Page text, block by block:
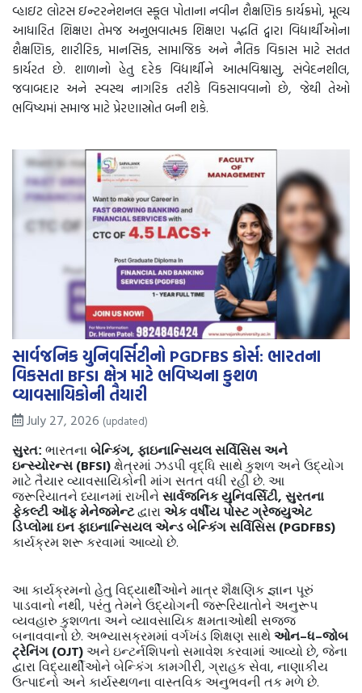
વ્હાઇટ લોટસ ઇન્ટરનેશનલ સ્કૂલ પોતાના નવીન શૈક્ષણિક કાર્યક્રમો, મૂલ્ય
આધારિત શિક્ષણ તેમજ અનુભવાત્મક શિક્ષણ પદ્ધતિ દ્વારા વિદ્યાર્થીઓના
શૈક્ષણિક, શારીરિક, માનસિક, સામાજિક અને નૈતિક વિકાસ માટે સતત
કાર્યરત છે. શાળાનો હેતુ દરેક વિદ્યાર્થીને આત્મવિશ્વાસુ, સંવેદનશીલ,
જવાબદાર અને સ્વસ્થ નાગરિક તરીકે વિકસાવવાનો છે, જેથી તેઓ
ભવિષ્યમાં સમાજ માટે પ્રેરણાસ્રોત બની શકે.
સાર્વજનિક યુનિવર્સિટીનો PGDFBS કોર્સ: ભારતના
વિકસતા BFSI ક્ષેત્ર માટે ભવિષ્યના કુશળ
વ્યાવસાયિકોની તૈયારી
July 27, 2026 (updated)
સુરત: ભારતના બેન્કિંગ, ફાઇનાન્સિયલ સર્વિસિસ અને
ઇન્સ્યોરન્સ (BFSI) ક્ષેત્રમાં ઝડપી વૃદ્ધિ સાથે કુશળ અને ઉદ્યોગ
માટે તૈયાર વ્યાવસાયિકોની માંગ સતત વધી રહી છે. આ
જરૂરિયાતને ધ્યાનમાં રાખીને સાર્વજનિક યુનિવર્સિટી, સુરતના
ફેકલ્ટી ઑફ મેનેજમેન્ટ દ્વારા એક વર્ષીય પોસ્ટ ગ્રેજ્યુએટ
ડિપ્લોમા ઇન ફાઇનાન્સિયલ એન્ડ બેન્કિંગ સર્વિસિસ (PGDFBS)
કાર્યક્રમ શરૂ કરવામાં આવ્યો છે.
આ કાર્યક્રમનો હેતુ વિદ્યાર્થીઓને માત્ર શૈક્ષણિક જ્ઞાન પૂરું
પાડવાનો નથી, પરંતુ તેમને ઉદ્યોગની જરૂરિયાતોને અનુરૂપ
વ્યવહારુ કુશળતા અને વ્યાવસાયિક ક્ષમતાઓથી સજ્જ
બનાવવાનો છે. અભ્યાસક્રમમાં વર્ગખંડ શિક્ષણ સાથે ઓન–ધ–જોબ
ટ્રેનિંગ (OJT) અને ઇન્ટર્નશિપનો સમાવેશ કરવામાં આવ્યો છે, જેના
દ્વારા વિદ્યાર્થીઓને બેન્કિંગ કામગીરી, ગ્રાહક સેવા, નાણાકીય
ઉત્પાદનો અને કાર્યસ્થળના વાસ્તવિક અનુભવની તક મળે છે.